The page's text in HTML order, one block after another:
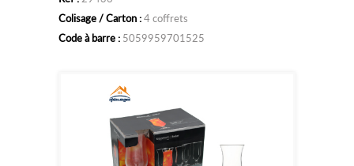
Colisage / Carton :4 coffrets
Code à barre : 5059959701525